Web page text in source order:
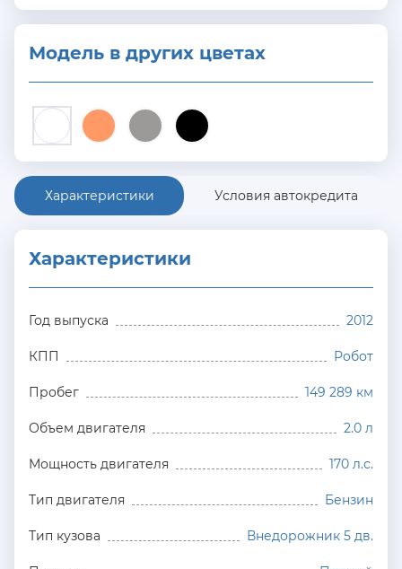
Модель в других цветах
Характеристики Условия автокредита
Характеристики
Год выпуска 2012
КПП Робот
Пробег 149 289 км
Объем двигателя 2.0 л
Мощность двигателя 170 л.с.
Тип двигателя Бензин
Тип кузова Внедорожник 5 дв.